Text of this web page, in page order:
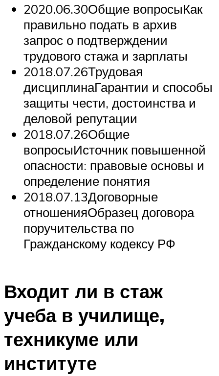
2020.06.30Общие вопросыКак
правильно подать в архив
запрос о подтверждении
трудового стажа и зарплаты
2018.07.26Трудовая
дисциплинаГарантии и способы
защиты чести, достоинства и
деловой репутации
2018.07.26Общие
вопросыИсточник повышенной
опасности: правовые основы и
определение понятия
2018.07.13Договорные
отношенияОбразец договора
поручительства по
Гражданскому кодексу РФ
Входит ли в стаж
учеба в училище,
техникуме или
институте